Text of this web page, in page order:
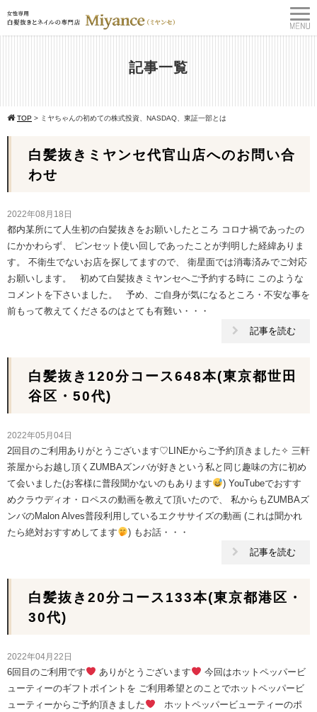
記事一覧
TOP > ミヤちゃんの初めての株式投資、NASDAQ、東証一部とは
白髪抜きミヤンセ代官山店へのお問い合
わせ
2022年08月18日
都内某所にて人生初の白髪抜きをお願いしたところ コロナ禍であったの
にかかわらず、 ピンセット使い回しであったことが判明した経緯ありま
す。 不衛生でないお店を探してますので、 衛星面では消毒済みでご対応
お願いします。 初めて白髪抜きミヤンセへご予約する時に このような
コメントを下さいました。 予め、ご自身が気になるところ・不安な事を
前もって教えてくださるのはとても有難い・・・
記事を読む
白髪抜き120分コース648本(東京都世田
谷区・50代)
2022年05月04日
2回目のご利用ありがとうございます♡LINEからご予約頂きました✧︎ 三軒
茶屋からお越し頂くZUMBAズンバが好きという私と同じ趣味の方に初め
て会いました(お客様に普段聞かないのもあります
) YouTubeでおすす
めクラウディオ・ロペスの動画を教えて頂いたので、 私からもZUMBAズ
ンバのMalon Alves普段利用しているエクササイズの動画 (これは聞かれ
たら絶対おすすめしてます
) もお話・・・
記事を読む
白髪抜き20分コース133本(東京都港区・
30代)
2022年04月22日
6回目のご利用です ありがとうございます
今回はホットペッパービ
ューティーのギフトポイントを ご利用希望とのことでホットペッパービ
ューティーからご予約頂きました
ホットペッパービューティーのポ